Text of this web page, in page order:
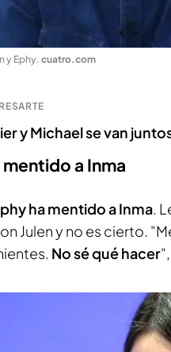
y Ephy. cuatro.com
y Michael se van
mentido a Inma
ha mentido a Inma.
Julen y no es cierto.
No sé qué hacer